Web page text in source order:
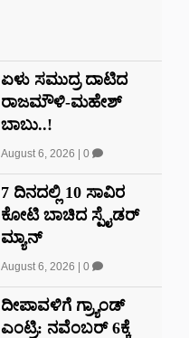
ಏಳು ಸಮುದ್ರ ದಾಟಿದ
ರಾಜಮೌಳಿ-ಮಹೇಶ್
ಬಾಬು..!
August 6, 2026 0
7 ದಿನದಲ್ಲಿ 10 ಸಾವಿರ
ಕೋಟಿ ಬಾಚಿದ ಸ್ಪೈಡರ್
ಮ್ಯಾನ್
August 6, 2026 0
ದೀಪಾವಳಿಗೆ ಗ್ರ್ಯಾಂಡ್
ಎಂಟ್ರಿ: ನವೆಂಬರ್ 6ಕ್ಕೆ